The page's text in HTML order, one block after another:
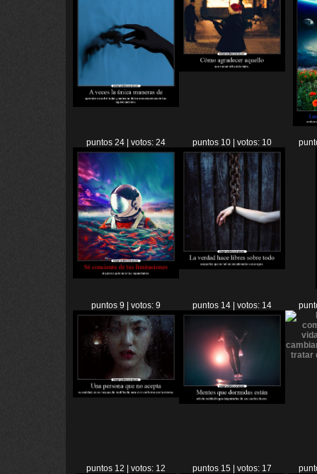
puntos 24 | votos: 24 puntos 10 | votos: 10
puntos 9 | votos: 9 puntos 14 | votos: 14
puntos 12 | votos: 12 puntos 15 | votos: 17